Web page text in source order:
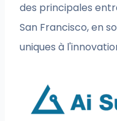
des principales
San Francisco, en
uniques à